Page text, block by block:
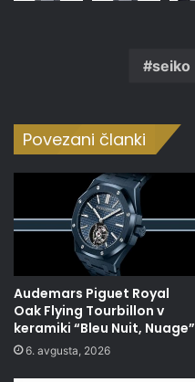
seiko
Povezani članki
Audemars Piguet Royal
Oak Flying Tourbillon v
keramiki “Bleu Nuit, Nuage”
6. avgusta, 2026